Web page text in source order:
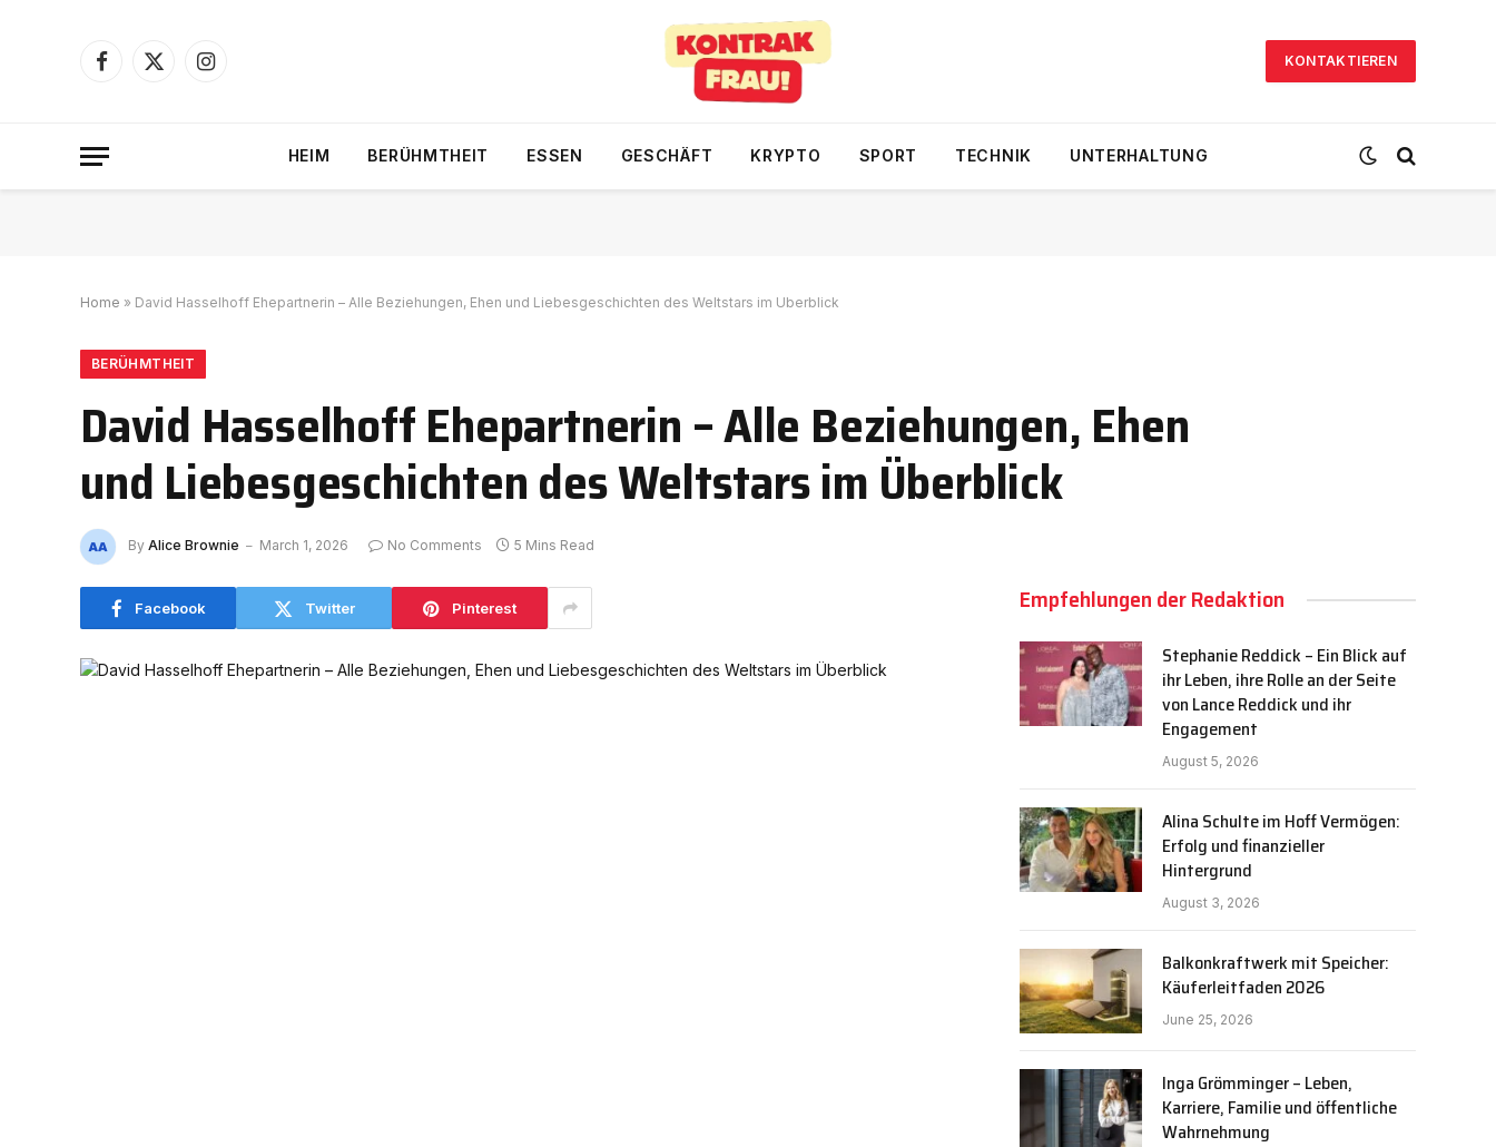
Facebook
X
Instagram
KONTAKTIEREN
HEIM BERÜHMTHEIT ESSEN GESCHÄFT KRYPTO SPORT TECHNIK UNTERHALTUNG
Home » David Hasselhoff Ehepartnerin – Alle Beziehungen, Ehen und Liebesgeschichten des Weltstars im Überblick
BERÜHMTHEIT
David Hasselhoff Ehepartnerin – Alle Beziehungen, Ehen
und Liebesgeschichten des Weltstars im Überblick
By Alice Brownie March 1, 2026 No Comments 5 Mins Read
Facebook Twitter Pinterest Empfehlungen der Redaktion
Stephanie Reddick – Ein Blick auf
ihr Leben, ihre Rolle an der Seite
von Lance Reddick und ihr
Engagement
August 5, 2026
Alina Schulte im Hoff Vermögen:
Erfolg und finanzieller
Hintergrund
August 3, 2026
Balkonkraftwerk mit Speicher:
Käuferleitfaden 2026
June 25, 2026
Inga Grömminger – Leben,
Karriere, Familie und öffentliche
Wahrnehmung